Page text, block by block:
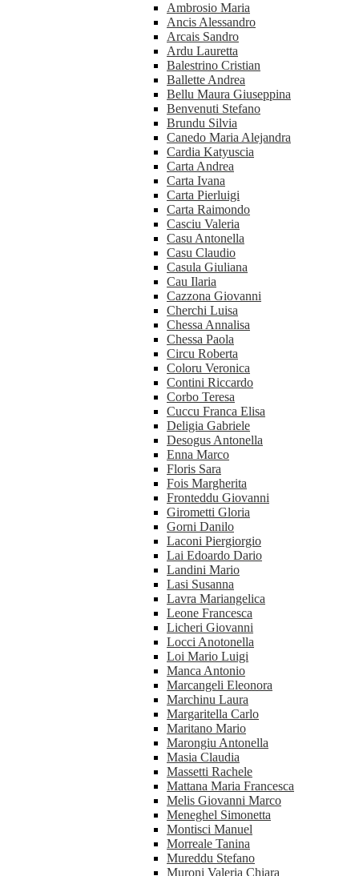
Ambrosio Maria
Ancis Alessandro
Arcais Sandro
Ardu Lauretta
Balestrino Cristian
Ballette Andrea
Bellu Maura Giuseppina
Benvenuti Stefano
Brundu Silvia
Canedo Maria Alejandra
Cardia Katyuscia
Carta Andrea
Carta Ivana
Carta Pierluigi
Carta Raimondo
Casciu Valeria
Casu Antonella
Casu Claudio
Casula Giuliana
Cau Ilaria
Cazzona Giovanni
Cherchi Luisa
Chessa Annalisa
Chessa Paola
Circu Roberta
Coloru Veronica
Contini Riccardo
Corbo Teresa
Cuccu Franca Elisa
Deligia Gabriele
Desogus Antonella
Enna Marco
Floris Sara
Fois Margherita
Fronteddu Giovanni
Girometti Gloria
Gorni Danilo
Laconi Piergiorgio
Lai Edoardo Dario
Landini Mario
Lasi Susanna
Lavra Mariangelica
Leone Francesca
Licheri Giovanni
Locci Anotonella
Loi Mario Luigi
Manca Antonio
Marcangeli Eleonora
Marchinu Laura
Margaritella Carlo
Maritano Mario
Marongiu Antonella
Masia Claudia
Massetti Rachele
Mattana Maria Francesca
Melis Giovanni Marco
Meneghel Simonetta
Montisci Manuel
Morreale Tanina
Mureddu Stefano
Muroni Valeria Chiara